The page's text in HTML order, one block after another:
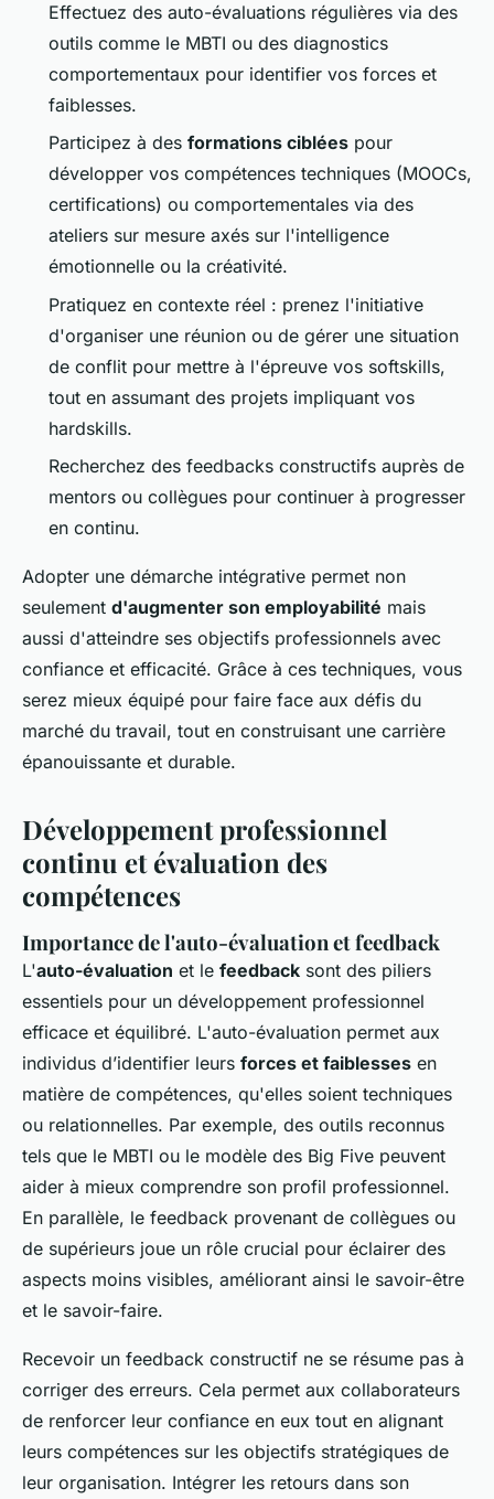
Effectuez des auto-évaluations régulières via des
outils comme le MBTI ou des diagnostics
comportementaux pour identifier vos forces et
faiblesses.
Participez à des formations ciblées pour
développer vos compétences techniques (MOOCs,
certifications) ou comportementales via des
ateliers sur mesure axés sur l'intelligence
émotionnelle ou la créativité.
Pratiquez en contexte réel : prenez l'initiative
d'organiser une réunion ou de gérer une situation
de conflit pour mettre à l'épreuve vos softskills,
tout en assumant des projets impliquant vos
hardskills.
Recherchez des feedbacks constructifs auprès de
mentors ou collègues pour continuer à progresser
en continu.
Adopter une démarche intégrative permet non
seulement d'augmenter son employabilité mais
aussi d'atteindre ses objectifs professionnels avec
confiance et efficacité. Grâce à ces techniques, vous
serez mieux équipé pour faire face aux défis du
marché du travail, tout en construisant une carrière
épanouissante et durable.
Développement professionnel
continu et évaluation des
compétences
Importance de l'auto-évaluation et feedback
L'auto-évaluation et le feedback sont des piliers
essentiels pour un développement professionnel
efficace et équilibré. L'auto-évaluation permet aux
individus d’identifier leurs forces et faiblesses en
matière de compétences, qu'elles soient techniques
ou relationnelles. Par exemple, des outils reconnus
tels que le MBTI ou le modèle des Big Five peuvent
aider à mieux comprendre son profil professionnel.
En parallèle, le feedback provenant de collègues ou
de supérieurs joue un rôle crucial pour éclairer des
aspects moins visibles, améliorant ainsi le savoir-être
et le savoir-faire.
Recevoir un feedback constructif ne se résume pas à
corriger des erreurs. Cela permet aux collaborateurs
de renforcer leur confiance en eux tout en alignant
leurs compétences sur les objectifs stratégiques de
leur organisation. Intégrer les retours dans son